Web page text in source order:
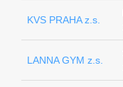
KVS PRAHA z.s.
LANNA GYM z.s.